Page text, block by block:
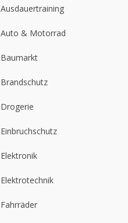
Ausdauertraining
Auto & Motorrad
Baumarkt
Brandschutz
Drogerie
Einbruchschutz
Elektronik
Elektrotechnik
Fahrräder